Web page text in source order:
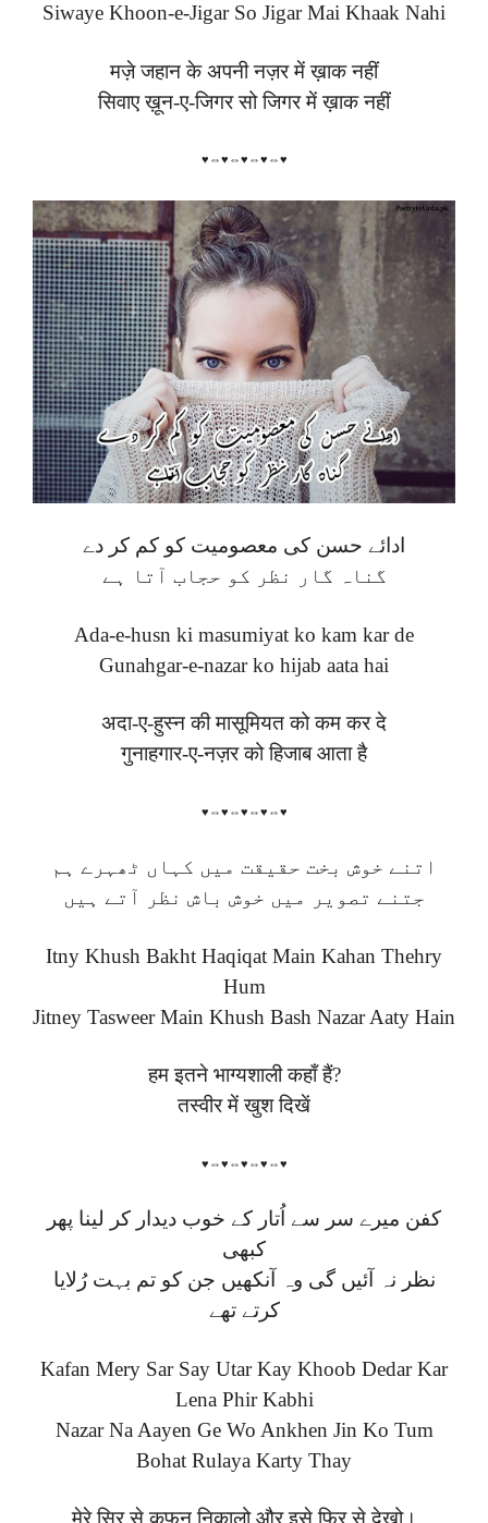
Siwaye Khoon-e-Jigar So Jigar Mai Khaak Nahi
मज़े जहान के अपनी नज़र में ख़ाक नहीं
सिवाए ख़ून-ए-जिगर सो जिगर में ख़ाक नहीं
♥⇔♥⇔♥⇔♥⇔♥
ادائے حسن کی معصومیت کو کم کر دے
گناہ گار نظر کو حجاب آتا ہے
Ada-e-husn ki masumiyat ko kam kar de
Gunahgar-e-nazar ko hijab aata hai
अदा-ए-हुस्न की मासूमियत को कम कर दे
गुनाहगार-ए-नज़र को हिजाब आता है
♥⇔♥⇔♥⇔♥⇔♥
اتنے خوش بخت حقیقت میں کہاں ٹھہرے ہم
جتنے تصویر میں خوش باش نظر آتے ہیں
Itny Khush Bakht Haqiqat Main Kahan Thehry
Hum
Jitney Tasweer Main Khush Bash Nazar Aaty Hain
हम इतने भाग्यशाली कहाँ हैं?
तस्वीर में खुश दिखें
♥⇔♥⇔♥⇔♥⇔♥
کفن میرے سر سے اُتار کے خوب دیدار کر لینا پھر
کبھی
نظر نہ آئیں گی وہ آنکھیں جن کو تم بہت رُلایا
کرتے تھے
Kafan Mery Sar Say Utar Kay Khoob Dedar Kar
Lena Phir Kabhi
Nazar Na Aayen Ge Wo Ankhen Jin Ko Tum
Bohat Rulaya Karty Thay
मेरे सिर से कफन निकालो और इसे फिर से देखो।